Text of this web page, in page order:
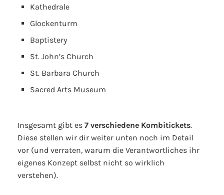
Kathedrale
Glockenturm
Baptistery
St. John’s Church
St. Barbara Church
Sacred Arts Museum
Insgesamt gibt es 7 verschiedene Kombitickets.
Diese stellen wir dir weiter unten noch im Detail
vor (und verraten, warum die Verantwortliches ihr
eigenes Konzept selbst nicht so wirklich
verstehen).